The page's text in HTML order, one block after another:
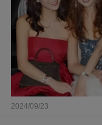
2024/09/23